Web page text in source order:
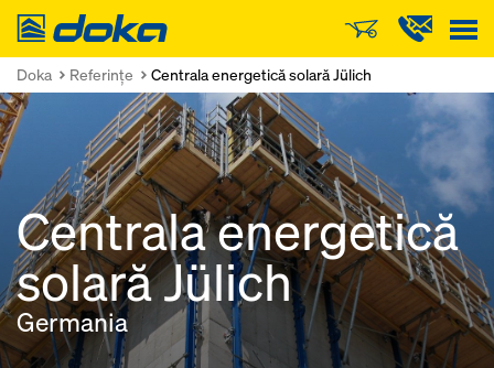
Doka
Doka Referinţe Centrala energetică solară Jülich
Centrala energetică
solară Jülich
Germania